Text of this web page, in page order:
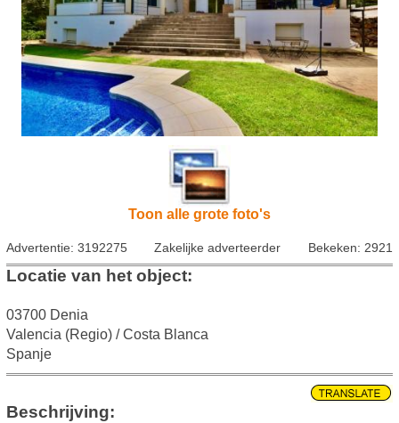
Toon alle grote foto's
Advertentie: 3192275 Zakelijke adverteerder Bekeken: 2921
Locatie van het object:
03700 Denia
Valencia (Regio) / Costa Blanca
Spanje
Beschrijving: